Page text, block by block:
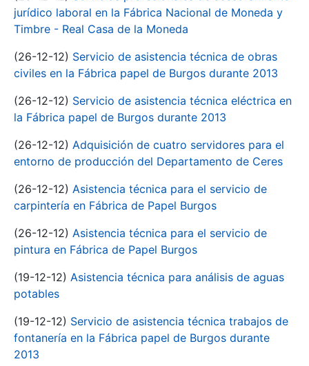
jurídico laboral en la Fábrica Nacional de Moneda y
Timbre - Real Casa de la Moneda
(26-12-12) Servicio de asistencia técnica de obras
civiles en la Fábrica papel de Burgos durante 2013
(26-12-12) Servicio de asistencia técnica eléctrica en
la Fábrica papel de Burgos durante 2013
(26-12-12) Adquisición de cuatro servidores para el
entorno de producción del Departamento de Ceres
(26-12-12) Asistencia técnica para el servicio de
carpintería en Fábrica de Papel Burgos
(26-12-12) Asistencia técnica para el servicio de
pintura en Fábrica de Papel Burgos
(19-12-12) Asistencia técnica para análisis de aguas
potables
(19-12-12) Servicio de asistencia técnica trabajos de
fontanería en la Fábrica papel de Burgos durante
2013